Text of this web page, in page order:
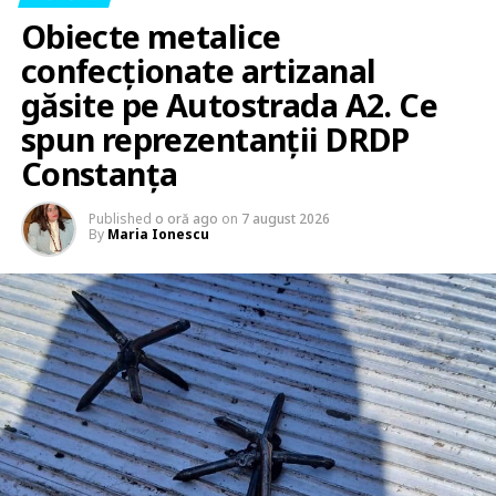
Obiecte metalice
confecționate artizanal
găsite pe Autostrada A2. Ce
spun reprezentanții DRDP
Constanța
Published o oră ago on 7 august 2026
By Maria Ionescu